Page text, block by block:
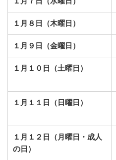
１月８日（木曜日）
１月９日（金曜日）
１月１０日（土曜日）
１月１１日（日曜日）
１月１２日（月曜日・成人
の日）